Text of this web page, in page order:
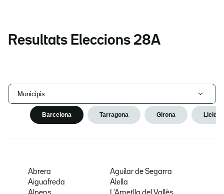
Resultats Eleccions 28A
Municipis
Barcelona Tarragona Girona Lleida
Abrera
Aguilar de Segarra
Aiguafreda
Alella